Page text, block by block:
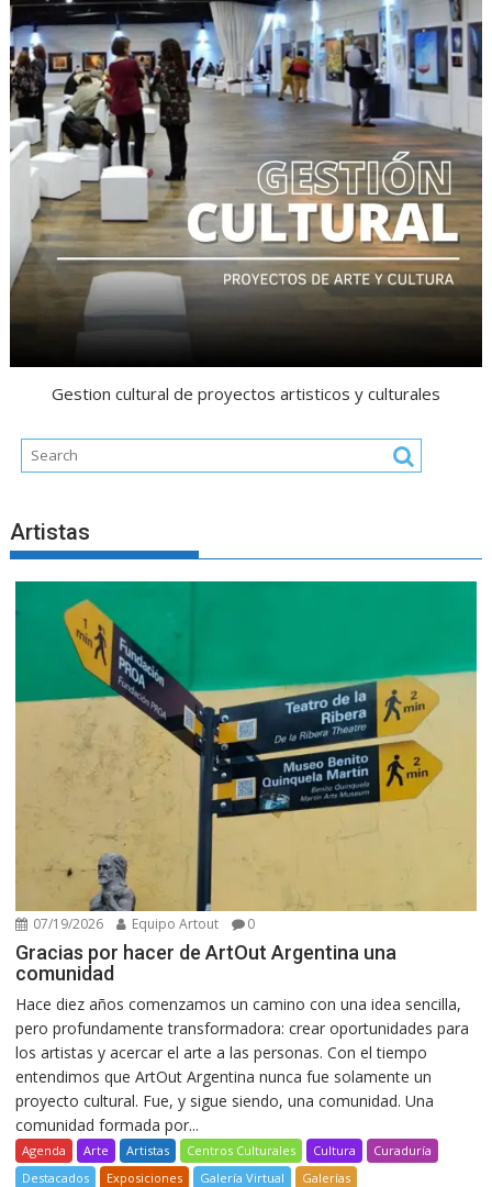
Gestion cultural de proyectos artisticos y culturales
Artistas
07/19/2026 Equipo Artout 0
Gracias por hacer de ArtOut Argentina una
comunidad
Hace diez años comenzamos un camino con una idea sencilla,
pero profundamente transformadora: crear oportunidades para
los artistas y acercar el arte a las personas. Con el tiempo
entendimos que ArtOut Argentina nunca fue solamente un
proyecto cultural. Fue, y sigue siendo, una comunidad. Una
comunidad formada por...
Agenda Arte Artistas Centros Culturales Cultura
Curaduría
Destacados
Exposiciones Galería Virtual Galerías